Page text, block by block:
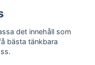
det innehåll som
bästa tänkbara